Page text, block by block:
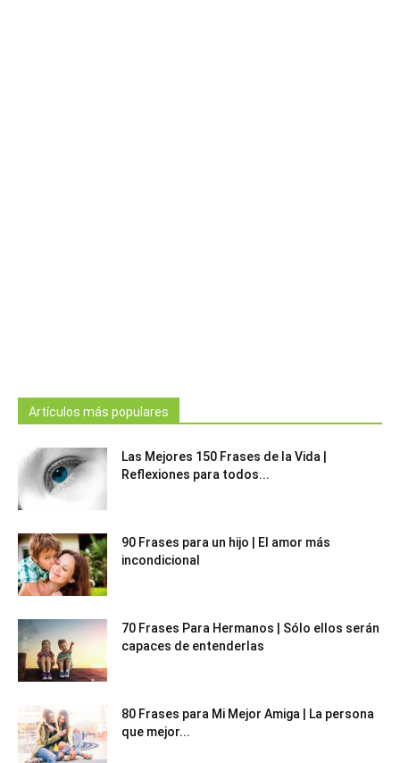
Artículos más populares
Las Mejores 150 Frases de la Vida |
Reflexiones para todos...
90 Frases para un hijo | El amor más
incondicional
70 Frases Para Hermanos | Sólo ellos serán
capaces de entenderlas
80 Frases para Mi Mejor Amiga | La persona
que mejor...